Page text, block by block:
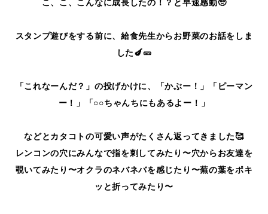
こ、こ、こんなに成長したの！？と早速感動🥺
スタンプ遊びをする前に、給食先生からお野菜のお話をしま
した🍆🥒
「これなーんだ？」の投げかけに、「かぶー！」「ピーマン
ー！」「○○ちゃんちにもあるよー！」
などとカタコトの可愛い声がたくさん返ってきました🥰
レンコンの穴にみんなで指を刺してみたり〜穴からお友達を
覗いてみたり〜オクラのネバネバを感じたり〜蕪の葉をポキ
ッと折ってみたり〜